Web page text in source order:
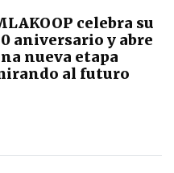
celebra su
aniversario y abre
nueva etapa
al futuro